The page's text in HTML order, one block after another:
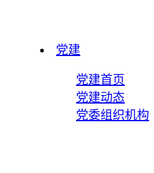
党建
党建首页
党建动态
党委组织机构